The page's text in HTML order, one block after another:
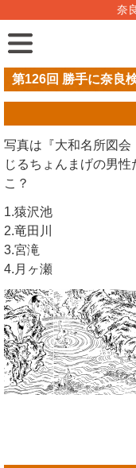
奈
第126回 勝手に奈良
写真は『大和名所図
じるちょんまげの男
こ？
1.猿沢池
2.竜田川
3.宮滝
4.月ヶ瀬